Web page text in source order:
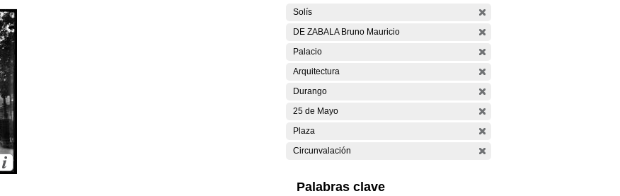
Solís
DE ZABALA Bruno Mauricio
Palacio
Arquitectura
Durango
25 de Mayo
Plaza
Circunvalación
Palabras clave